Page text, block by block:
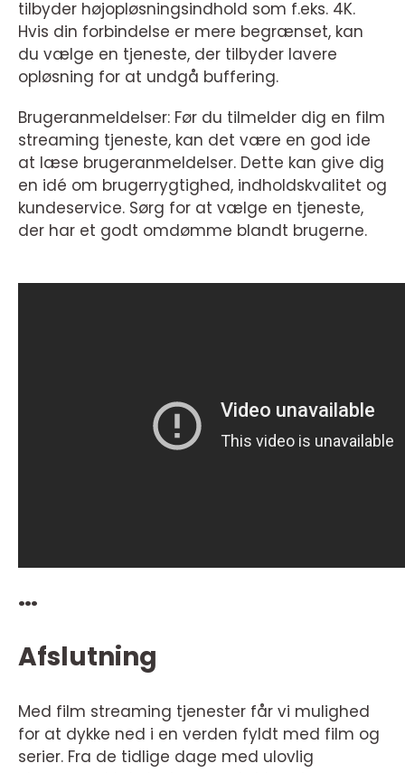
tilbyder højopløsningsindhold som f.eks. 4K.
Hvis din forbindelse er mere begrænset, kan
du vælge en tjeneste, der tilbyder lavere
opløsning for at undgå buffering.
Brugeranmeldelser: Før du tilmelder dig en film
streaming tjeneste, kan det være en god ide
at læse brugeranmeldelser. Dette kan give dig
en idé om brugerrygtighed, indholdskvalitet og
kundeservice. Sørg for at vælge en tjeneste,
der har et godt omdømme blandt brugerne.
…
Afslutning
Med film streaming tjenester får vi mulighed
for at dykke ned i en verden fyldt med film og
serier. Fra de tidlige dage med ulovlig